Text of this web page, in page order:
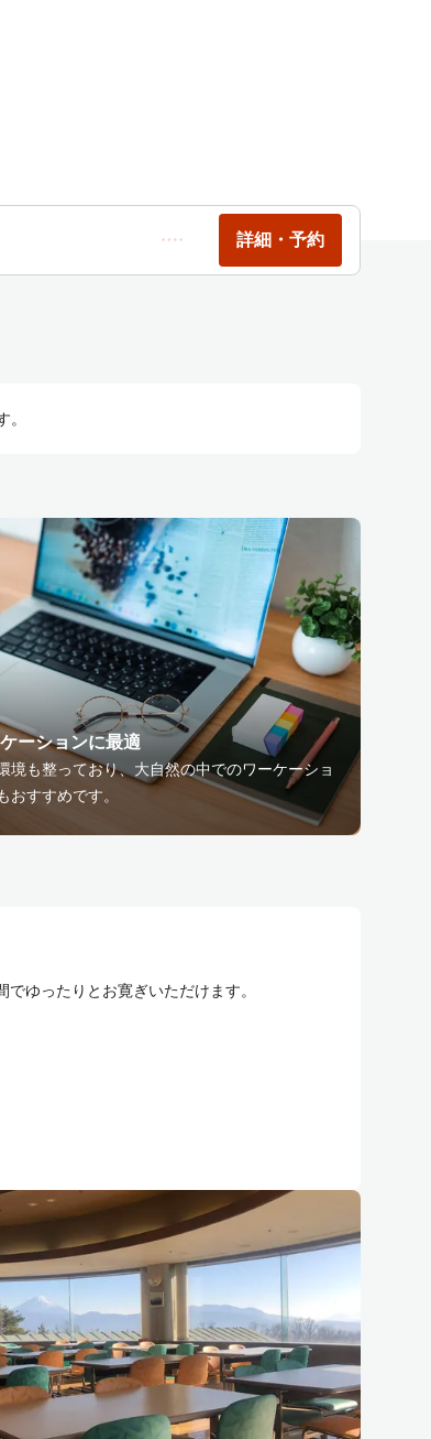
詳細・予約
ーションに最適
境も整っており、大自然の中でのワーケーショ
おすすめです。
ゆったりとお寛ぎいただけます。